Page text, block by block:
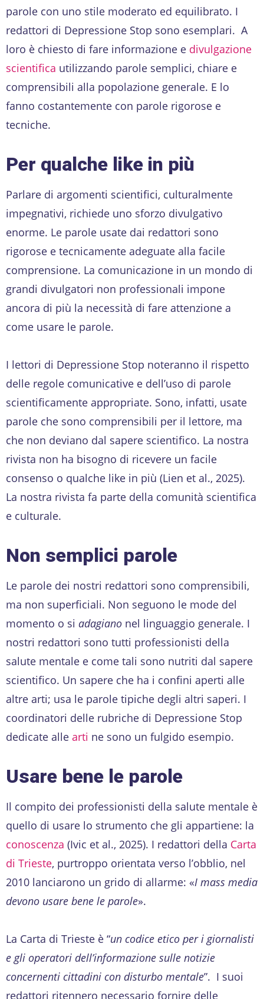
parole con uno stile moderato ed equilibrato. I
redattori di Depressione Stop sono esemplari. A
loro è chiesto di fare informazione e divulgazione
scientifica utilizzando parole semplici, chiare e
comprensibili alla popolazione generale. E lo
fanno costantemente con parole rigorose e
tecniche.
Per qualche like in più
Parlare di argomenti scientifici, culturalmente
impegnativi, richiede uno sforzo divulgativo
enorme. Le parole usate dai redattori sono
rigorose e tecnicamente adeguate alla facile
comprensione. La comunicazione in un mondo di
grandi divulgatori non professionali impone
ancora di più la necessità di fare attenzione a
come usare le parole.
I lettori di Depressione Stop noteranno il rispetto
delle regole comunicative e dell’uso di parole
scientificamente appropriate. Sono, infatti, usate
parole che sono comprensibili per il lettore, ma
che non deviano dal sapere scientifico. La nostra
rivista non ha bisogno di ricevere un facile
consenso o qualche like in più (Lien et al., 2025).
La nostra rivista fa parte della comunità scientifica
e culturale.
Non semplici parole
Le parole dei nostri redattori sono comprensibili,
ma non superficiali. Non seguono le mode del
momento o si adagiano nel linguaggio generale. I
nostri redattori sono tutti professionisti della
salute mentale e come tali sono nutriti dal sapere
scientifico. Un sapere che ha i confini aperti alle
altre arti; usa le parole tipiche degli altri saperi. I
coordinatori delle rubriche di Depressione Stop
dedicate alle arti ne sono un fulgido esempio.
Usare bene le parole
Il compito dei professionisti della salute mentale è
quello di usare lo strumento che gli appartiene: la
conoscenza (Ivic et al., 2025). I redattori della Carta
di Trieste, purtroppo orientata verso l’obblio, nel
2010 lanciarono un grido di allarme: «I mass media
devono usare bene le parole».
La Carta di Trieste è “un codice etico per i giornalisti
e gli operatori dell’informazione sulle notizie
concernenti cittadini con disturbo mentale”. I suoi
redattori ritennero necessario fornire delle